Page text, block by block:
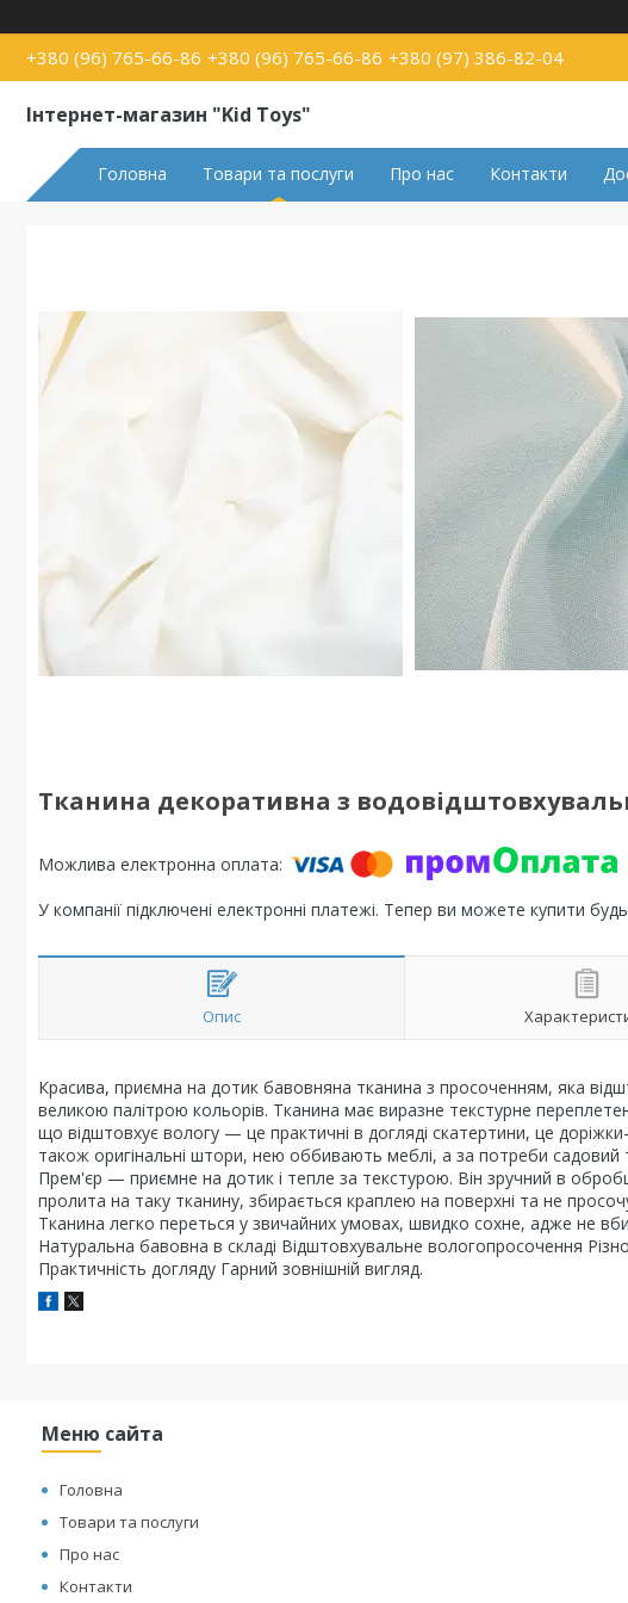
+380 (96) 765-66-86 +380 (96) 765-66-86 +380 (97) 386-82-04
Інтернет-магазин "Kid Toys"
Головна Товари та послуги Про нас Контакти
Тканина декоративна з
У компанії підключені електронні платежі. Тепер ви можете купити
Опис
Красива, приємна на дотик бавовняна тканина з просоченням, яка
великою палітрою кольорів. Тканина має виразне текстурне
що відштовхує вологу — це практичні в догляді скатертини, це
також оригінальні штори, нею оббивають меблі, а за потреби
Прем'єр — приємне на дотик і тепле за текстурою. Він зручний в
пролита на таку тканину, збирається краплею на поверхні та не
Тканина легко переться у звичайних умовах, швидко сохне, адже не
Натуральна бавовна в складі Відштовхувальне вологопросочення
Практичність догляду Гарний зовнішній вигляд.
Меню сайта
Головна
Товари та послуги
Про нас
Контакти